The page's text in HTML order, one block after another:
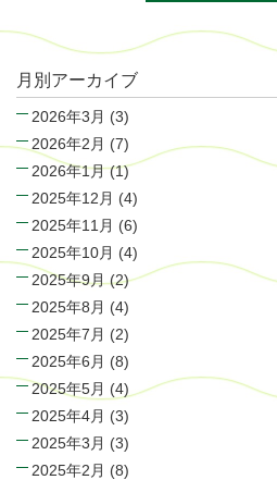
月別アーカイブ
2026年3月 (3)
2026年2月 (7)
2026年1月(1)
2025年12月 (4)
2025年11月 (6)
2025年10月 (4)
2025年9月(2)
2025年8月 (4)
2025年7月 (2)
2025年6月 (8)
2025年5月 (4)
2025年4月 (3)
2025年3月 (3)
2025年2月 (8)